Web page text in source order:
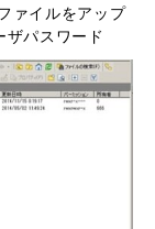
ァイルをアップ
ザパスワード